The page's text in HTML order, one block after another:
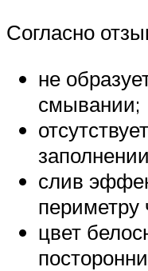
Согласно
не
смывании;
слив
цвет